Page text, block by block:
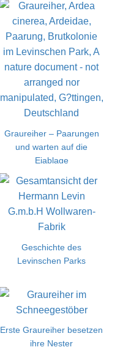
Graureiher – Paarungen
und warten auf die
Eiablage
Geschichte des
Levinschen Parks
Erste Graureiher besetzen
ihre Nester